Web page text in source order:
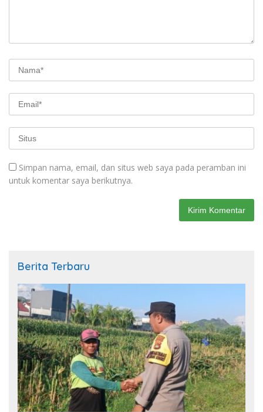
Simpan nama, email, dan situs web saya pada peramban ini
untuk komentar saya berikutnya.
Berita Terbaru